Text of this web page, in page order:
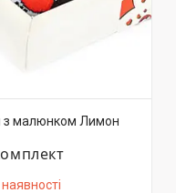
з малюнком Лимон